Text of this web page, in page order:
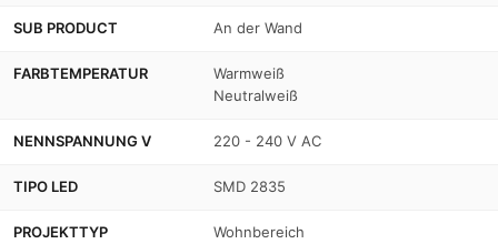
SUB PRODUCT An der Wand
FARBTEMPERATUR
Warmweiß
Neutralweiß
NENNSPANNUNG V 220 - 240 V AC
TIPO LED SMD 2835
PROJEKTTYP Wohnbereich